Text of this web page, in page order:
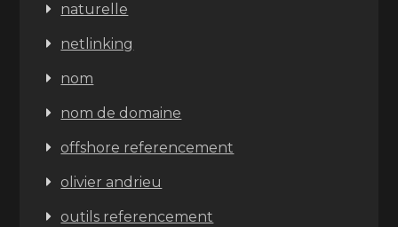
naturelle
netlinking
nom
nom de domaine
offshore referencement
olivier andrieu
outils referencement